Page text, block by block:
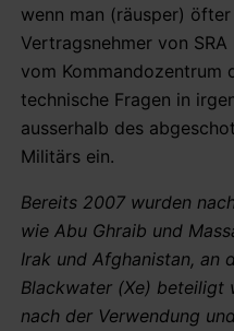
wenn man (räusper)
Vertragsnehmer von
vom Kommandozentrum
technische Fragen in
ausserhalb des
Militärs ein.
Bereits 2007 wurden
wie Abu Ghraib und
Irak und Afghanistan, an
Blackwater (Xe) beteiligt
nach der Verwendung